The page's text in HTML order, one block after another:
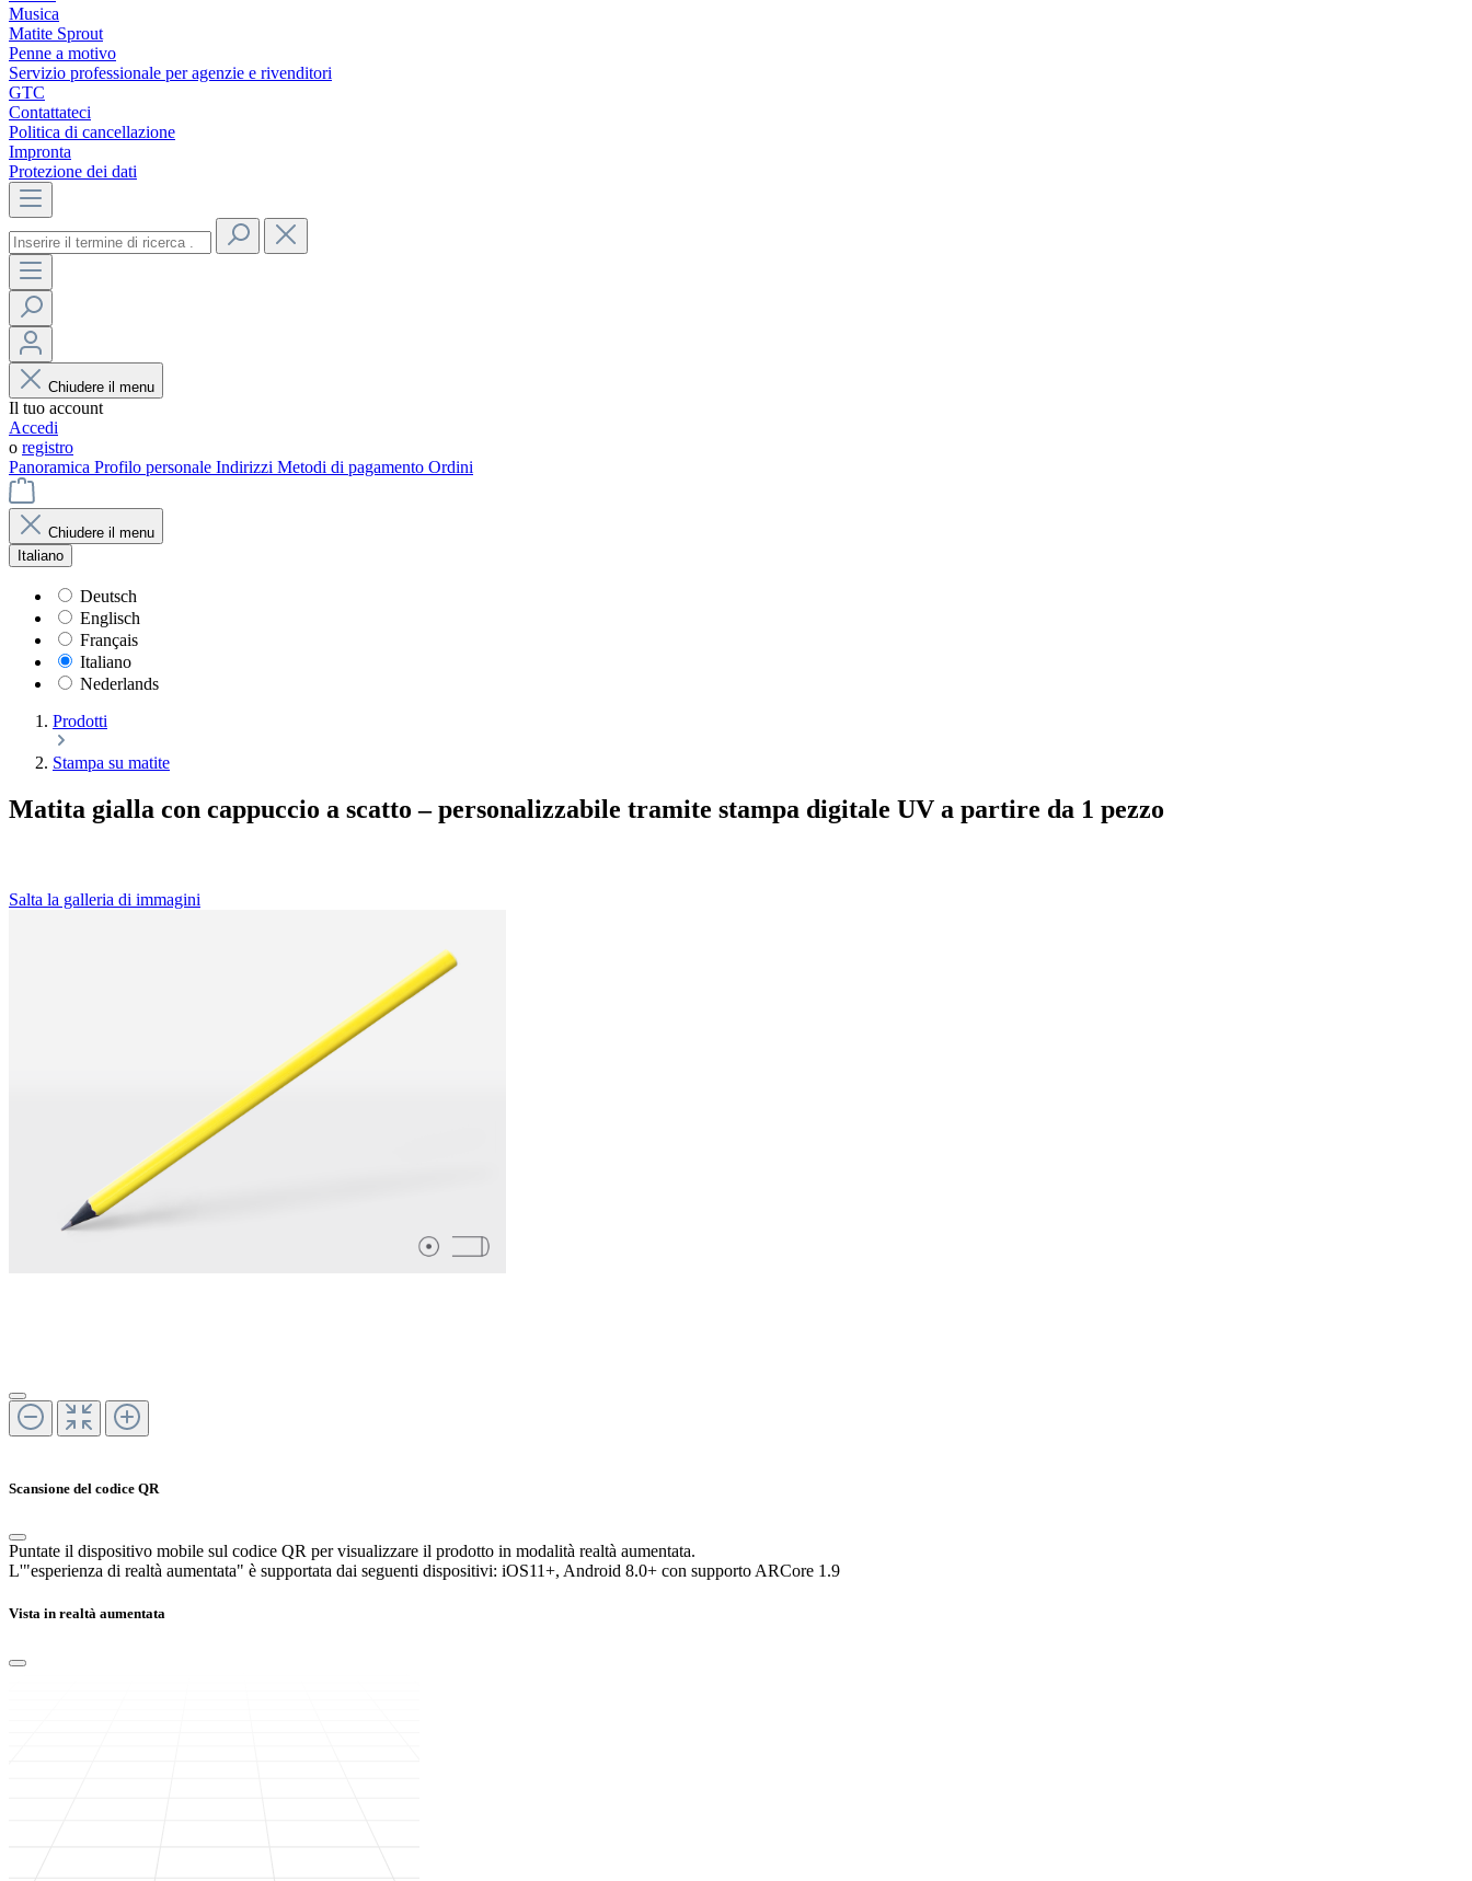
Musica
Matite Sprout
Penne a motivo
Servizio professionale per agenzie e rivenditori
GTC
Contattateci
Politica di cancellazione
Impronta
Protezione dei dati
Chiudere il menu
Il tuo account
Accedi
o registro
Panoramica Profilo personale Indirizzi Metodi di pagamento Ordini
Chiudere il menu
Italiano
Deutsch
Englisch
Français
Italiano
Nederlands
Prodotti
Stampa su matite
Matita gialla con cappuccio a scatto – personalizzabile tramite stampa digitale UV a partire da 1 pezzo
Salta la galleria di immagini
Scansione del codice QR
Puntate il dispositivo mobile sul codice QR per visualizzare il prodotto in modalità realtà aumentata.
L'"esperienza di realtà aumentata" è supportata dai seguenti dispositivi: iOS11+, Android 8.0+ con supporto ARCore 1.9
Vista in realtà aumentata